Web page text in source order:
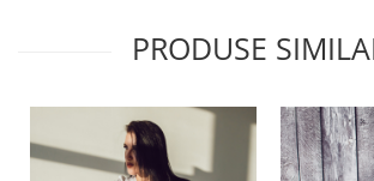
PRODUSE